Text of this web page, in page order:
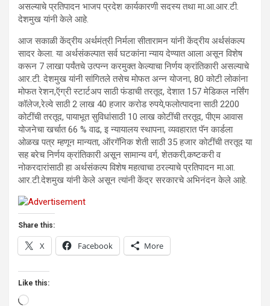
असल्याचे प्रतिपादन भाजप प्रदेश कार्यकारणी सदस्य तथा मा.आ.आर.टी.
देशमुख यांनी केले आहे.
आज सकाळी केंद्रीय अर्थमंत्री निर्मला सीतारामन यांनी केंद्रीय अर्थसंकल्प
सादर केला. या अर्थसंकल्पात सर्व घटकांना न्याय देण्यात आला असून विशेष
करून 7 लाखा पर्यंतचे उत्पन्न करमुक्त केल्याचा निर्णय क्रांतिकारी असल्याचे
आर.टी. देशमुख यांनी सांगितले तसेच मोफत अन्न योजना, 80 कोटी लोकांना
मोफत रेशन,ऍग्री स्टार्टअप साठी फंडाची तरतूद, देशात 157 मेडिकल नर्सिंग
कॉलेज,रेल्वे साठी 2 लाख 40 हजार करोड रुपये,फलोत्पादना साठी 2200
कोटींची तरतूद, पायाभूत सुविधांसाठी 10 लाख कोटींची तरतूद, पीएम आवास
योजनेचा खर्चात 66 % वाढ, इ न्यायालय स्थापना, व्यवहारात पॅन कार्डला
ओळख पत्र म्हणून मान्यता, ऑरगॅनिक शेती साठी 35 हजार कोटींची तरतूद या
सह बरेच निर्णय क्रांतिकारी असून सामान्य वर्ग, शेतकरी,कष्टकरी व
नोकरदारांसाठी हा अर्थसंकल्प विशेष महत्वाचा ठरल्याचे प्रतिपादन मा.आ.
आर.टी.देशमुख यांनी केले असून त्यांनी केंद्र सरकारचे अभिनंदन केले आहे.
Share this:
X Facebook More
Like this:
Loading…